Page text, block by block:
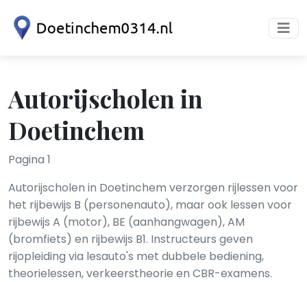
Autorijscholen in
Doetinchem
Pagina 1
Autorijscholen in Doetinchem verzorgen rijlessen voor
het rijbewijs B (personenauto), maar ook lessen voor
rijbewijs A (motor), BE (aanhangwagen), AM
(bromfiets) en rijbewijs B1. Instructeurs geven
rijopleiding via lesauto's met dubbele bediening,
theorielessen, verkeerstheorie en CBR-examens.